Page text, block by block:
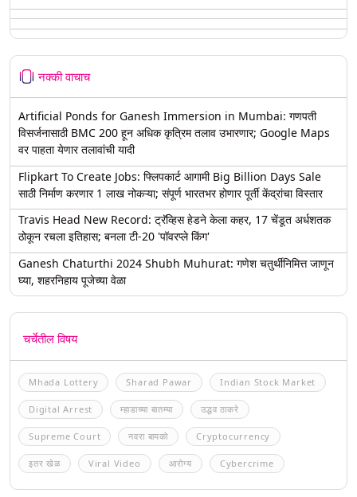
नक्की वाचाच
Artificial Ponds for Ganesh Immersion in Mumbai: गणपती
विसर्जनासाठी BMC 200 हून अधिक कृत्रिम तलाव उभारणार; Google Maps
वर पाहता येणार तलावांची यादी
Flipkart To Create Jobs: फ्लिपकार्ट आगामी Big Billion Days Sale
साठी निर्माण करणार 1 लाख नोकऱ्या; संपूर्ण भारतभर होणार पूर्ती केंद्रांचा विस्तार
Travis Head New Record: ट्रॅव्हिस हेडने केला कहर, 17 चेंडूत अर्धशतक
ठोकून रचला इतिहास; बनला टी-20 'पॉवरप्ले किंग'
Ganesh Chaturthi 2024 Shubh Muhurat: गणेश चतुर्थीनिमित्त जाणून
घ्या, शहरनिहाय पूजेच्या वेळा
चर्चेतील विषय
Mhada Lottery Sharad Pawar Indian Stock Market
Digital Arrest म्हाडाच्या बातम्या उद्धव ठाकरे
Supreme Court नवरा बायको Cryptocurrency
इतर खेळ Viral Video आरोग्य Cybercrime